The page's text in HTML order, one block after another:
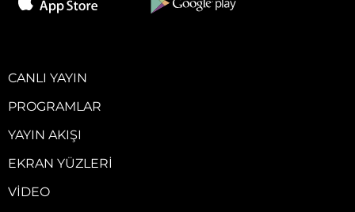
CANLI YAYIN
PROGRAMLAR
YAYIN AKIŞI
EKRAN YÜZLERI
VIDEO